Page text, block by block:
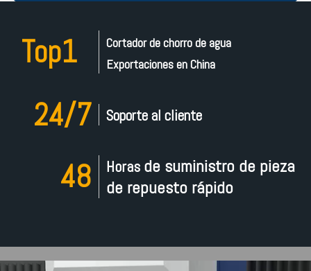
de agua personalizada ahora!
Top1
Cortador de chorro de agua
Exportaciones en China
24/7 Soporte al cliente
48 Horas de suministro de pieza
de repuesto rápido